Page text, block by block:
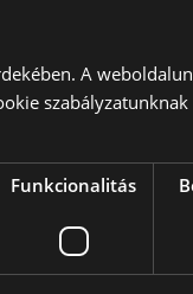
X)
A
Funkcionalitás